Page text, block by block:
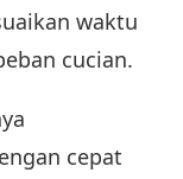
waktu
cucian.
cepat